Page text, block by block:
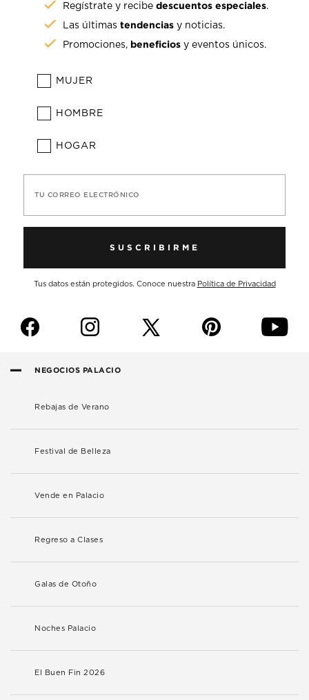
Regístrate y recibedescuentos especiales.
Las últimastendencias y noticias.
Promociones, beneficios y eventos únicos.
MUJER
HOMBRE
HOGAR
TU CORREO ELECTRÓNICO
SUSCRIBIRME
Tus datos están protegidos. Conoce nuestra Política de Privacidad
f i p y
NEGOCIOS PALACIO
Rebajas de Verano
Festival de Belleza
Vende en Palacio
Regreso a Clases
Galas de Otoño
Noches Palacio
El Buen Fin 2026